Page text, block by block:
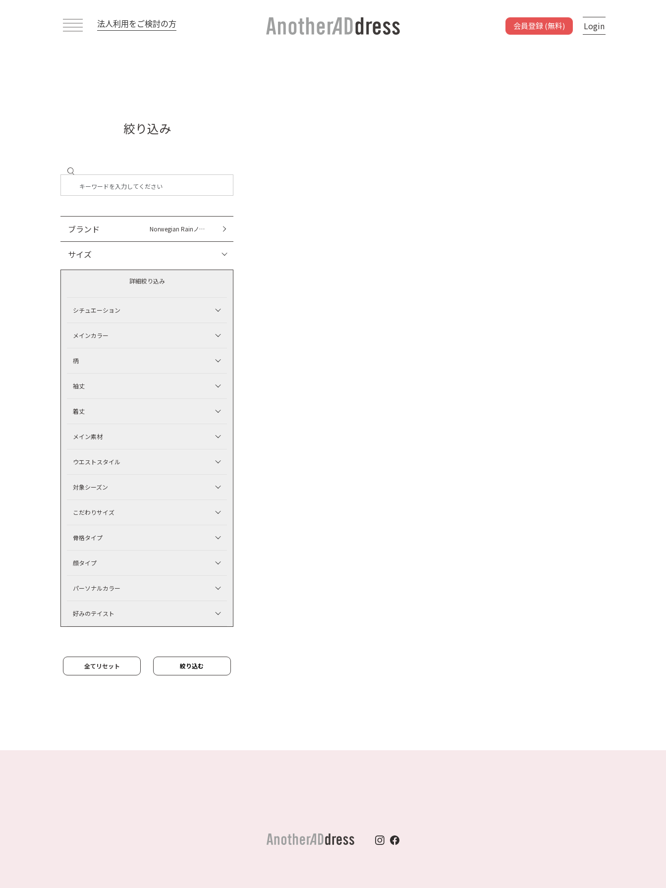
法人利用をご検討の方 会員登録 (無料) Login
絞り込み
ブランド Norwegian Rainノルウェージャンレイン
サイズ
詳細絞り込み
シチュエーション
メインカラー
柄
袖丈
着丈
メイン素材
ウエストスタイル
対象シーズン
こだわりサイズ
骨格タイプ
顔タイプ
パーソナルカラー
好みのテイスト
全てリセット 絞り込む